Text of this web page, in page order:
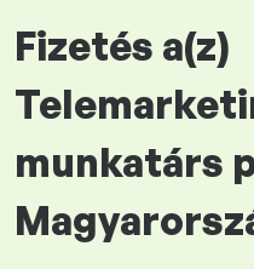
Fizetés a(z)
munkatárs